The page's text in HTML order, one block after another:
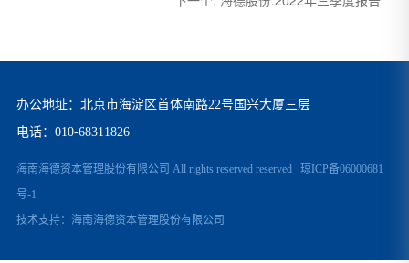
办公地址：北京市海淀区首体南路22号国兴大厦三层
电话： 010-68311826
海南海德资本管理股份有限公司 All rights reserved reserved 琼ICP备06000681
号-1
技术支持： 海南海德资本管理股份有限公司